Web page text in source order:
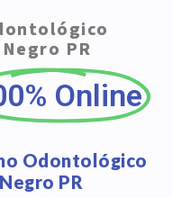
PR
Online
Odontológico
PR